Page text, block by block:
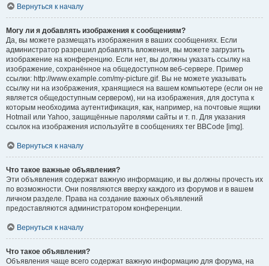
Вернуться к началу
Могу ли я добавлять изображения к сообщениям?
Да, вы можете размещать изображения в ваших сообщениях. Если
администратор разрешил добавлять вложения, вы можете загрузить
изображение на конференцию. Если нет, вы должны указать ссылку на
изображение, сохранённое на общедоступном веб-сервере. Пример
ссылки: http://www.example.com/my-picture.gif. Вы не можете указывать
ссылку ни на изображения, хранящиеся на вашем компьютере (если он не
является общедоступным сервером), ни на изображения, для доступа к
которым необходима аутентификация, как, например, на почтовые ящики
Hotmail или Yahoo, защищённые паролями сайты и т. п. Для указания
ссылок на изображения используйте в сообщениях тег BBCode [img].
Вернуться к началу
Что такое важные объявления?
Эти объявления содержат важную информацию, и вы должны прочесть их
по возможности. Они появляются вверху каждого из форумов и в вашем
личном разделе. Права на создание важных объявлений
предоставляются администратором конференции.
Вернуться к началу
Что такое объявления?
Объявления чаще всего содержат важную информацию для форума, на